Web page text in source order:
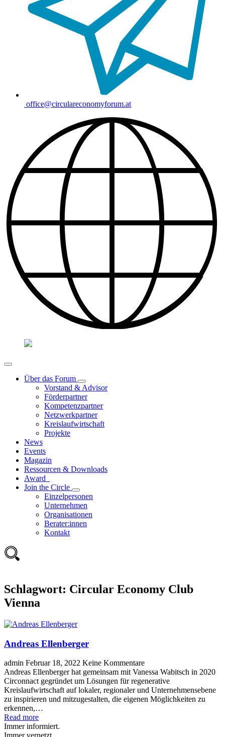
office@circulareconomyforum.at
Über das Forum
Vorstand & Advisor
Förderpartner
Kompetenzpartner
Netzwerkpartner
Kreislaufwirtschaft
Projekte
News
Events
Magazin
Ressourcen & Downloads
Award
Join the Circle
Einzelpersonen
Unternehmen
Organisationen
Berater:innen
Kontakt
Schlagwort: Circular Economy Club
Vienna
Andreas Ellenberger
admin Februar 18, 2022 Keine Kommentare
Andreas Ellenberger hat gemeinsam mit Vanessa Wabitsch in 2020
Circonnact gegründet um Lösungen für regenerative
Kreislaufwirtschaft auf lokaler, regionaler und Unternehmensebene
zu inspirieren und mitzugestalten, die eigenen Möglichkeiten zu
erkennen,…
Read more
Immer informiert.